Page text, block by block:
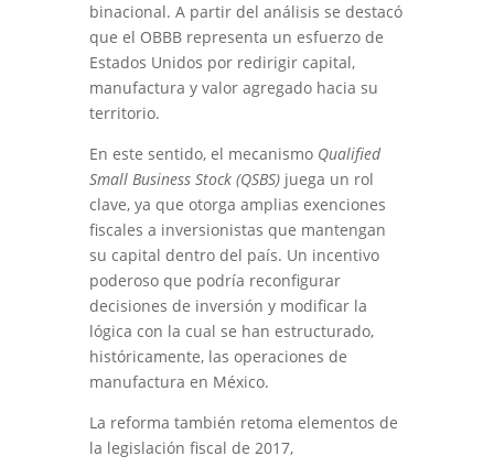
binacional. A partir del análisis se destacó
que el OBBB representa un esfuerzo de
Estados Unidos por redirigir capital,
manufactura y valor agregado hacia su
territorio.
En este sentido, el mecanismo Qualified
Small Business Stock (QSBS)juega un rol
clave, ya que otorga amplias exenciones
fiscales a inversionistas que mantengan
su capital dentro del país. Un incentivo
poderoso que podría reconfigurar
decisiones de inversión y modificar la
lógica con la cual se han estructurado,
históricamente, las operaciones de
manufactura en México.
La reforma también retoma elementos de
la legislación fiscal de 2017,